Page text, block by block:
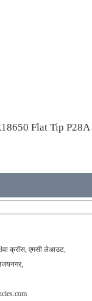
Flat Tip
क्रॉस, एमसी लेआउट,